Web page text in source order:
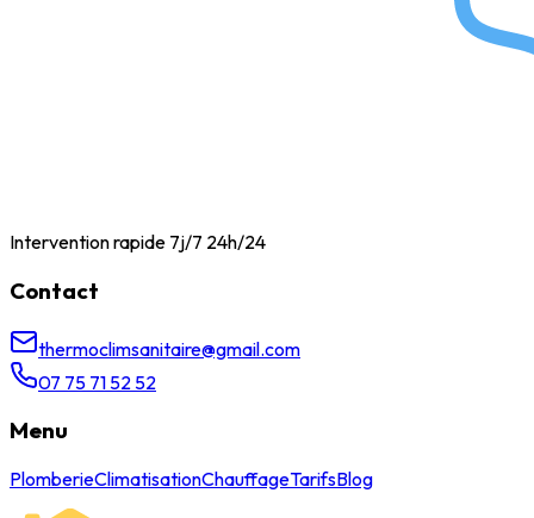
Intervention rapide 7j/7 24h/24
Contact
thermoclimsanitaire@gmail.com
07 75 71 52 52
Menu
PlomberieClimatisationChauffageTarifsBlog